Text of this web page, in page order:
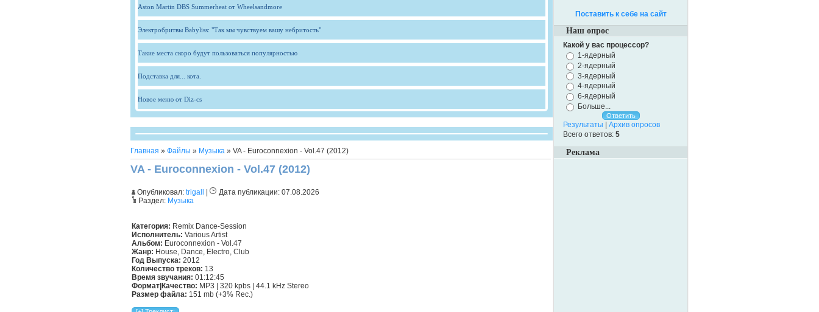
Aston Martin DBS Summerheat от Wheelsandmore
Электробритвы Babyliss: "Так мы чувствуем вашу небритость"
Такие места скоро будут пользоваться популярностью
Подставка для... кота.
Новое меню от Diz-cs
Главная » Файлы » Музыка » VA - Euroconnexion - Vol.47 (2012)
VA - Euroconnexion - Vol.47 (2012)
Опубликовал: trigall Дата публикации: 07.08.2026
Раздел: Музыка
Категория: Remix Dance-Session
Исполнитель: Various Artist
Альбом: Euroconnexion - Vol.47
Жанр: House, Dance, Electro, Club
Год Выпуска: 2012
Количество треков: 13
Время звучания: 01:12:45
Формат|Качество: MP3 | 320 kpbs | 44.1 kHz Stereo
Размер файла: 151 mb (+3% Rec.)
Поставить к себе на сайт
Наш опрос
Какой у вас процессор?
1-ядерный
2-ядерный
3-ядерный
4-ядерный
6-ядерный
Больше...
Результаты
Архив опросов
Всего ответов: 5
Реклама